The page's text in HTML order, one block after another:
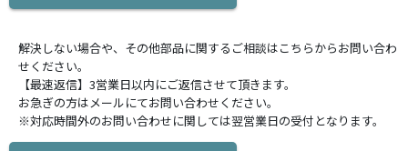
解決しない場合や、その他部品に関するご相談はこちらからお問い合わ
せください。
【最速返信】3営業日以内にご返信させて頂きます。
お急ぎの方はメールにてお問い合わせください。
※対応時間外のお問い合わせに関しては翌営業日の受付となります。